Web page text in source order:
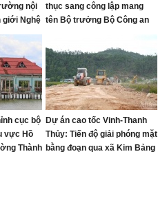
nội
giới Nghệ
thục sang công lập mang
tên Bộ trưởng Bộ Công an
cục bộ
vực Hồ
Thành
Dự án cao tốc Vinh-Thanh
Thủy: Tiến độ giải phóng mặt
bằng đoạn qua xã Kim Bảng